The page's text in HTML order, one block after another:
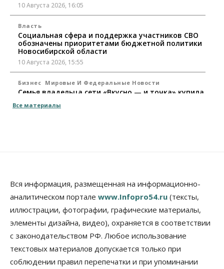
10 Августа 2026, 16:05
Власть
Социальная сфера и поддержка участников СВО
обозначены приоритетами бюджетной политики
Новосибирской области
10 Августа 2026, 15:55
Бизнес Мировые И Федеральные Новости
Семья владельца сети «Вкусно — и точка» купила
10 Августа 2026, 15:30
Недвижимость
Новосибирск находится в процессе движения к
«человечному» городу
10 Августа 2026, 15:00
Общество Право&Порядок
Кафе японской кухни в Новосибирске закрыли на
45 дней
10 Августа 2026, 14:45
Все материалы
Вся информация, размещенная на информационно-
аналитическом портале www.Infopro54.ru (тексты,
иллюстрации, фотографии, графические материалы,
элементы дизайна, видео), охраняется в соответствии
с законодательством РФ. Любое использование
текстовых материалов допускается только при
соблюдении правил перепечатки и при упоминании